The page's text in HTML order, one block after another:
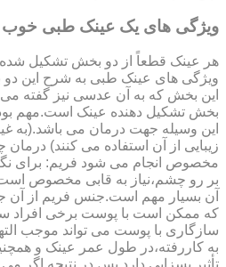
ویژگی های یک عینک طبی خوب
هر عینک قطعاً از دو بخش تشکیل
ویژگی های عینک طبی به شرح این دو
این بخش که به آن عدسی نیز گفته
بخش تشکیل دهنده عینک است.مهم
این وسیله جهت درمان می باشد.(به
زیبایی از آن استفاده می کنند)
مخصوص انجام می شود فریم: برای
بر رو چشم،نیاز به قابی مخصوص
آن بسیار مهم است.جنس فریم از آن
که ممکن است با پوست برخی افراد
سازگاری با پوست می تواند موجب
به کاررفته،در طول عمر عینک و